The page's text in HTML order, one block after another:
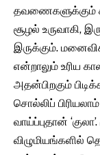
தவணைகளுக்கும்
சூழல் உருவாகி,
இருக்கும்.
என்றாலும் உரிய
அதன்பிறகும்
சொல்லிப்
வாய்ப்புதான்
விழுமியங்களில்